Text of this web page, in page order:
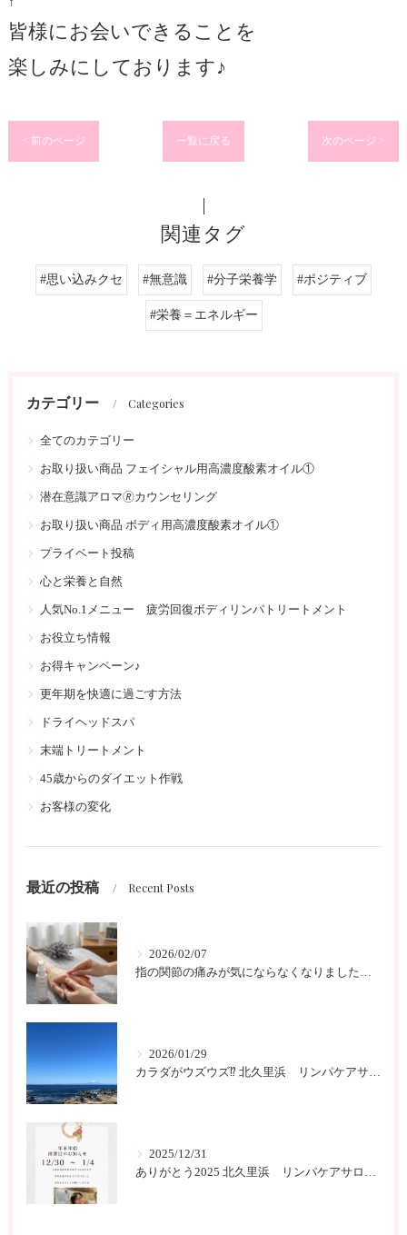
皆様にお会いできることを
楽しみにしております♪
< 前のページ 一覧に戻る 次のページ >
関連タグ
#思い込みクセ #無意識 #分子栄養学 #ポジティブ
#栄養＝エネルギー
カテゴリー Categories
全てのカテゴリー
お取り扱い商品 フェイシャル用高濃度酸素オイル①
潜在意識アロマ🄬カウンセリング
お取り扱い商品 ボディ用高濃度酸素オイル①
プライベート投稿
心と栄養と自然
人気No.1メニュー 疲労回復ボディリンパトリートメント
お役立ち情報
お得キャンペーン♪
更年期を快適に過ごす方法
ドライヘッドスパ
末端トリートメント
45歳からのダイエット作戦
お客様の変化
最近の投稿 Recent Posts
2026/02/07
指の関節の痛みが気にならなくなりました 北久里浜 リンパケアサロンc-class
2026/01/29
カラダがウズウズ⁉️ 北久里浜 リンパケアサロンc-class
2025/12/31
ありがとう2025 北久里浜 リンパケアサロンc-class